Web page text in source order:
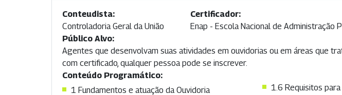
Conteudista:
Controladoria Geral da União
Certificador:
Enap - Escola Nacional de Administração
Público Alvo:
Agentes que desenvolvam suas atividades em ouvidorias ou em áreas que
com certificado, qualquer pessoa pode se inscrever.
Conteúdo Programático:
1 Fundamentos e atuação da Ouvidoria
1.6 Requisitos